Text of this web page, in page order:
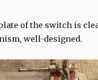
of the switch is
well-designed.